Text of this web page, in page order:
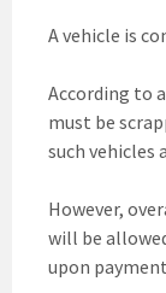
A vehicle is
According to
must be
such vehicles
However,
will be
upon